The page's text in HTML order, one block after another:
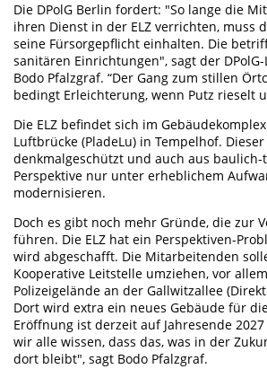
Die DPolG Berlin fordert: "So lange die
ihren Dienst in der ELZ verrichten, muss
seine Fürsorgepflicht einhalten. Die
sanitären Einrichtungen", sagt der
Bodo Pfalzgraf. “Der Gang zum stillen
bedingt Erleichterung, wenn Putz rieselt
Die ELZ befindet sich im
Luftbrücke (PladeLu) in Tempelhof.
denkmalgeschützt und auch aus
Perspektive nur unter erheblichem
modernisieren.
Doch es gibt noch mehr Gründe, die zur
führen. Die ELZ hat ein Perspektiven-
wird abgeschafft. Die Mitarbeitenden
Kooperative Leitstelle umziehen, vor
Polizeigelände an der Gallwitzallee
Dort wird extra ein neues Gebäude für
Eröffnung ist derzeit auf Jahresende
wir alle wissen, dass das, was in der
dort bleibt", sagt Bodo Pfalzgraf.